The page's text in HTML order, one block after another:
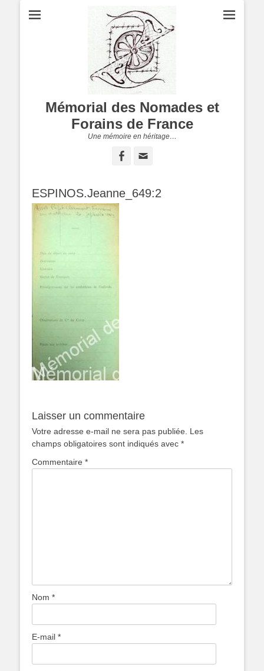
Mémorial des Nomades et
Forains de France
Une mémoire en héritage…
Facebook
ESPINOS.Jeanne_649:2
Laisser un commentaire
Votre adresse e-mail ne sera pas publiée.
Les
champs obligatoires sont indiqués avec *
Commentaire *
Nom *
E-mail *